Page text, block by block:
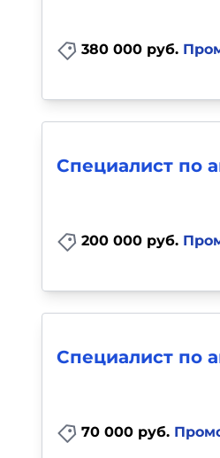
380 000 руб.
Специалист по
200 000 руб.
Специалист по
70 000 руб.